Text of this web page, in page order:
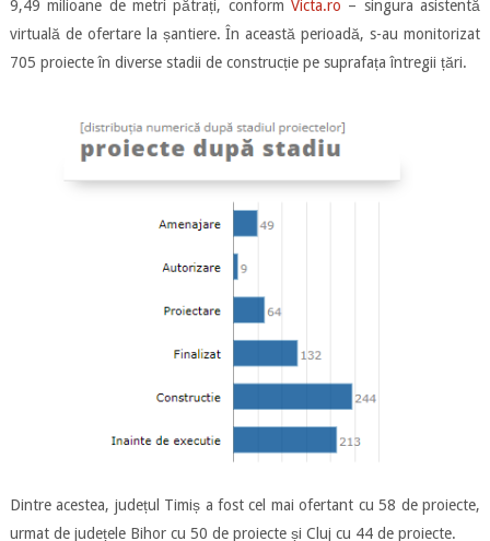
9,49 milioane de metri pătrați, conformVicta.ro – singura asistentă
virtuală de ofertare la șantiere. În această perioadă, s-au monitorizat
705 proiecte în diverse stadii de construcție pe suprafața întregii țări.
Dintre acestea, județul Timiș a fost cel mai ofertant cu 58 de proiecte,
urmat de județele Bihor cu 50 de proiecte și Cluj cu 44 de proiecte.